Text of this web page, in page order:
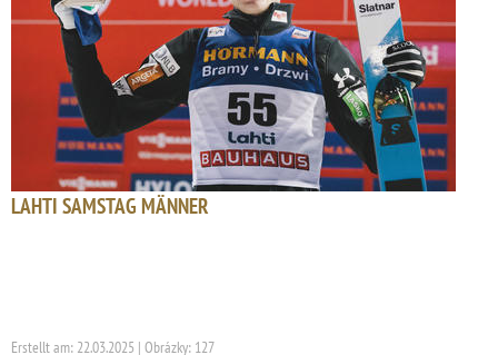
LAHTI SAMSTAG MÄNNER
Erstellt am: 22.03.2025 | Obrázky: 127